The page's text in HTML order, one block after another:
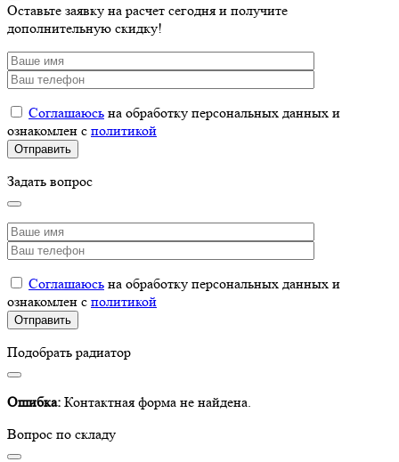
Оставьте заявку на расчет сегодня и получите
дополнительную скидку!
Соглашаюсь на обработку персональных данных и
ознакомлен с политикой
Задать вопрос
Соглашаюсь на обработку персональных данных и
ознакомлен с политикой
Подобрать радиатор
Ошибка: Контактная форма не найдена.
Вопрос по складу